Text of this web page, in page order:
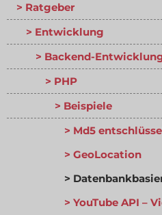
Ratgeber
Entwicklung
Backend-
PHP
Beispiele
Md5
GeoLocation
YouTube API –